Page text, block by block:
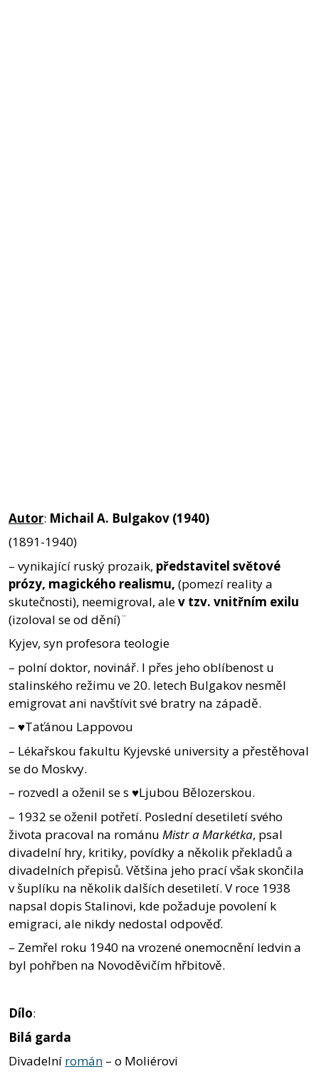
Autor: Michail A. Bulgakov (1940)
(1891-1940)
– vynikající ruský prozaik, představitel světové
prózy, magického realismu, (pomezí reality a
skutečnosti), neemigroval, alev tzv. vnitřním exilu
(izoloval se od dění)¨
Kyjev, syn profesora teologie
– polní doktor, novinář. I přes jeho oblíbenost u
stalinského režimu ve 20. letech Bulgakov nesměl
emigrovat ani navštívit své bratry na západě.
– ♥Taťánou Lappovou
– Lékařskou fakultu Kyjevské university a přestěhoval
se do Moskvy.
– rozvedl a oženil se s ♥Ljubou Bělozerskou.
– 1932 se oženil potřetí. Poslední desetiletí svého
života pracoval na románu Mistr a Markétka, psal
divadelní hry, kritiky, povídky a několik překladů a
divadelních přepisů. Většina jeho prací však skončila
v šuplíku na několik dalších desetiletí. V roce 1938
napsal dopis Stalinovi, kde požaduje povolení k
emigraci, ale nikdy nedostal odpověď.
– Zemřel roku 1940 na vrozené onemocnění ledvin a
byl pohřben na Novoděvičím hřbitově.
Dílo:
Bilá garda
Divadelní román – o Moliérovi